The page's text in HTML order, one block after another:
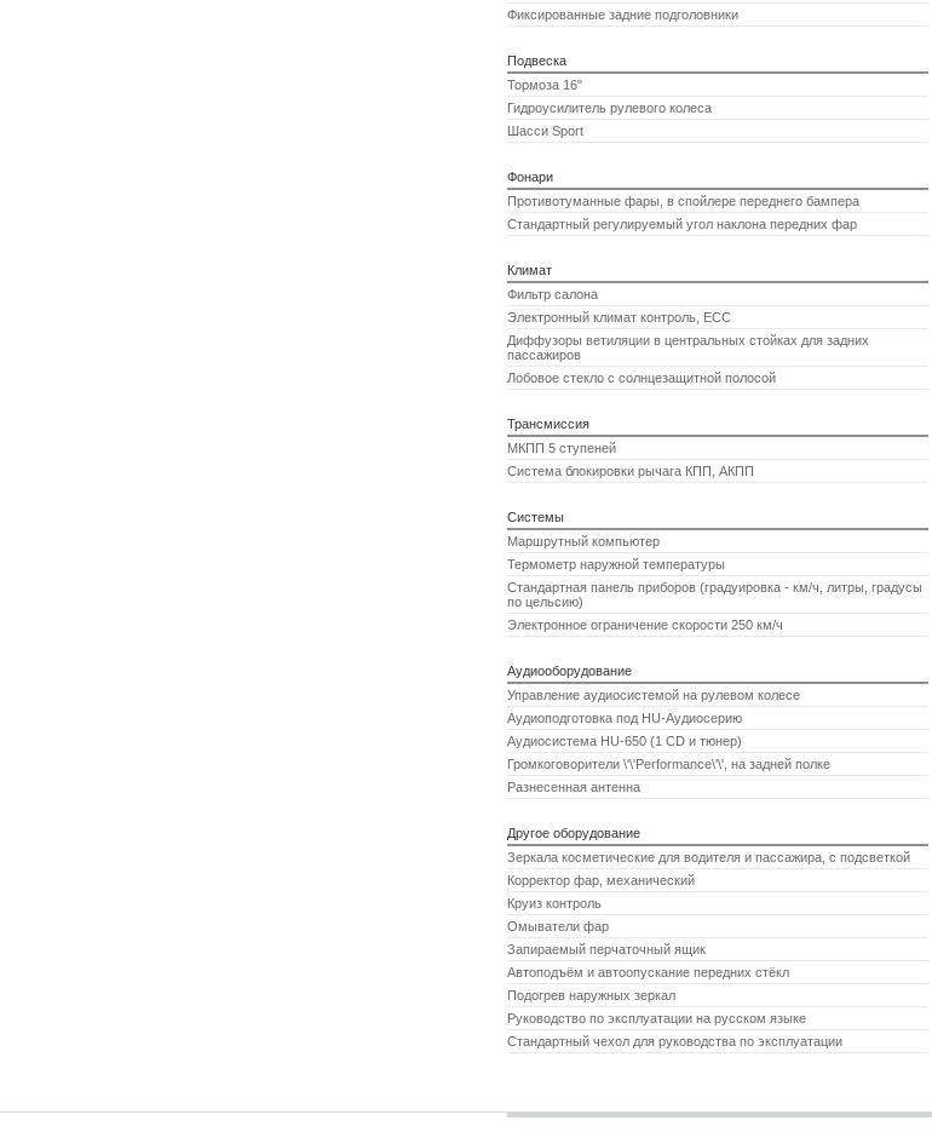
Фиксированные задние подголовники
Подвеска
Тормоза 16"
Гидроусилитель рулевого колеса
Шасси Sport
Фонари
Противотуманные фары, в спойлере переднего бампера
Стандартный регулируемый угол наклона передних фар
Климат
Фильтр салона
Электронный климат контроль, ECC
Диффузоры ветиляции в центральных стойках для задних
пассажиров
Лобовое стекло с солнцезащитной полосой
Трансмиссия
МКПП 5 ступеней
Система блокировки рычага КПП, АКПП
Системы
Маршрутный компьютер
Термометр наружной температуры
Стандартная панель приборов (градуировка - км/ч, литры, градусы
по цельсию)
Электронное ограничение скорости 250 км/ч
Аудиооборудование
Управление аудиосистемой на рулевом колесе
Аудиоподготовка под HU-Аудиосерию
Аудиосистема HU-650 (1 CD и тюнер)
Громкоговорители \'\'Performance\'\', на задней полке
Разнесенная антенна
Другое оборудование
Зеркала косметические для водителя и пассажира, с подсветкой
Корректор фар, механический
Круиз контроль
Омыватели фар
Запираемый перчаточный ящик
Автоподъём и автоопускание передних стёкл
Подогрев наружных зеркал
Руководство по эксплуатации на русском языке
Стандартный чехол для руководства по эксплуатации